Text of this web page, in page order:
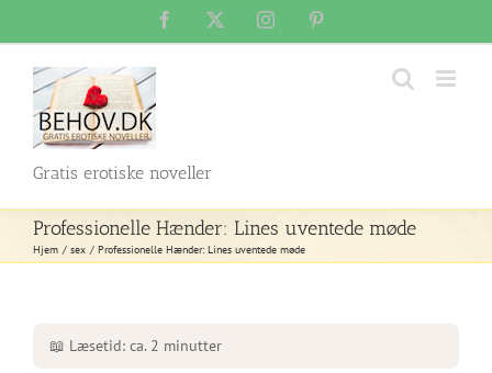
content
Facebook Instagram
Gratis erotiske noveller
Professionelle Hænder: Lines uventede møde
Hjem sex Professionelle Hænder: Lines uventede møde
📖 Læsetid: ca. 2 minutter